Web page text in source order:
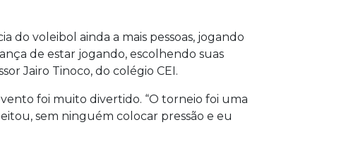
voleibol ainda a mais pessoas, jogando
de estar jogando, escolhendo suas
Jairo Tinoco, do colégio CEI.
foi muito divertido. “O torneio foi uma
sem ninguém colocar pressão e eu